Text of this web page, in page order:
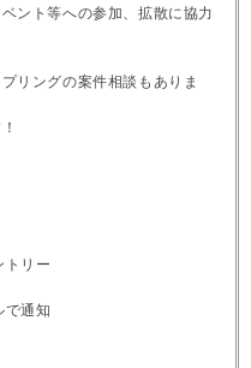
ント等への参加、拡散に協力
リングの案件相談もありま
トリー
で通知